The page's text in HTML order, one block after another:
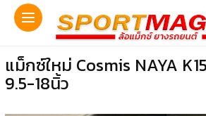
แม็กซ์ใหม่ Cosmis NAYA
9.5-18นิ้ว